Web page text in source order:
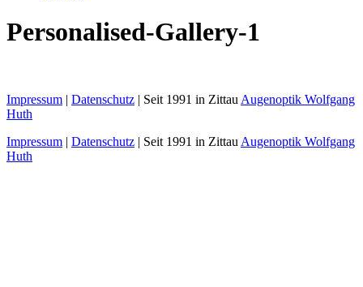
Personalised-Gallery-1
Impressum | Datenschutz | Seit 1991 in Zittau Augenoptik Wolfgang
Huth
Impressum | Datenschutz | Seit 1991 in Zittau Augenoptik Wolfgang
Huth